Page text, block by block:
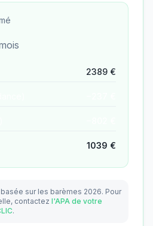
2389 €
1039 €
sur les barèmes 2026. Pour
contactez l'APA de votre
.